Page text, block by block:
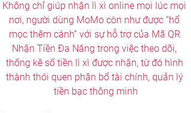
Không chỉ giúp nhận lì xì online mọi lúc mọi
nơi, người dùng MoMo còn như được “hổ
mọc thêm cánh” với sự hỗ trợ của Mã QR
Nhận Tiền Đa Năng trong việc theo dõi,
thống kê số tiền lì xì được nhận, từ đó hình
thành thói quen phân bổ tài chính, quản lý
tiền bạc thông minh